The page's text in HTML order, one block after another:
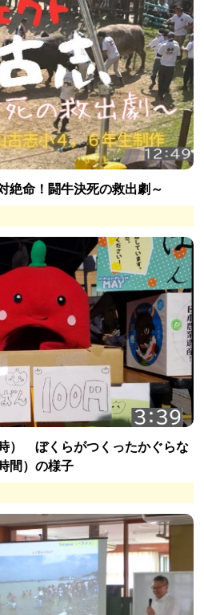
絶命！闘牛決死の救出劇～
） ぼくらがつくったかぐらな
間）の様子